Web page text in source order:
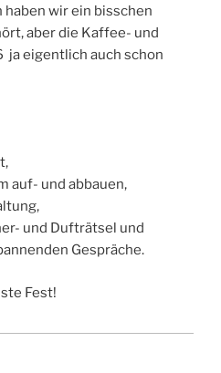
haben wir ein bisschen
aber die Kaffee- und
ja eigentlich auch schon
auf- und abbauen,
und Dufträtsel und
Gespräche.
Fest!